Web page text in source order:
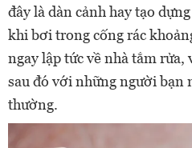
đây là dàn cảnh hay tạo
khi bơi trong cống rác
ngay lập tức về nhà tắm rửa,
sau đó với những người bạn
thường.